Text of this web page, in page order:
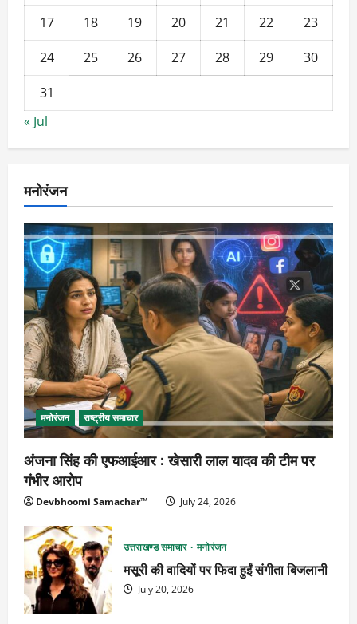
17
18 19 20 21 22
23
24
25 26 27 28 29
30
31
« Jul
मनोरंजन
मनोरंजन राष्ट्रीय समाचार
अंजना सिंह की एफआईआर : खेसारी लाल यादव की टीम पर
गंभीर आरोप
Devbhoomi Samachar™ July 24, 2026
उत्तराखण्ड समाचार मनोरंजन
मसूरी की वादियों पर फिदा हुईं संगीता बिजलानी
July 20, 2026